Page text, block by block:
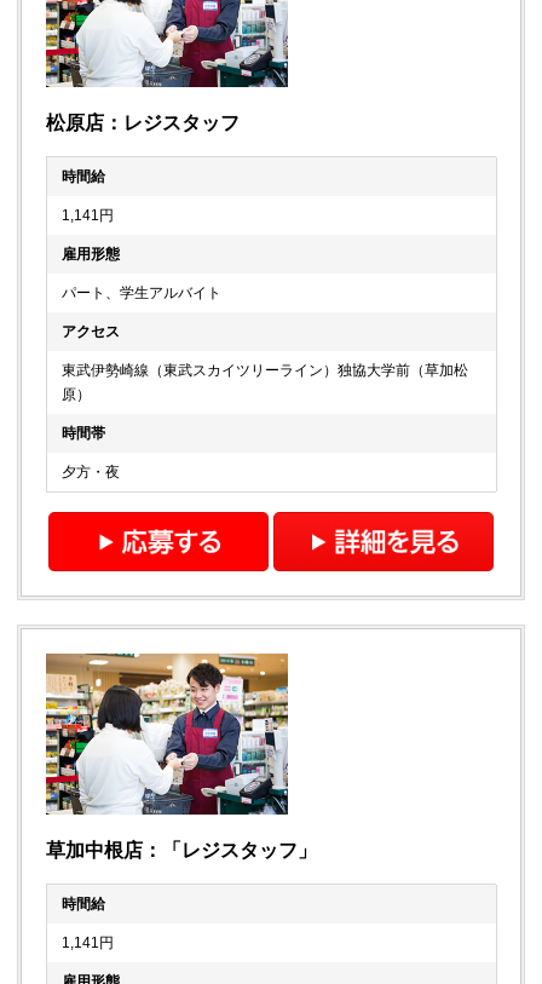
松原店：レジスタッフ
時間給
1,141円
雇用形態
パート、学生アルバイト
アクセス
東武伊勢崎線（東武スカイツリーライン）独協大学前（草加松
原）
時間帯
夕方・夜
草加中根店：「レジスタッフ」
時間給
1,141円